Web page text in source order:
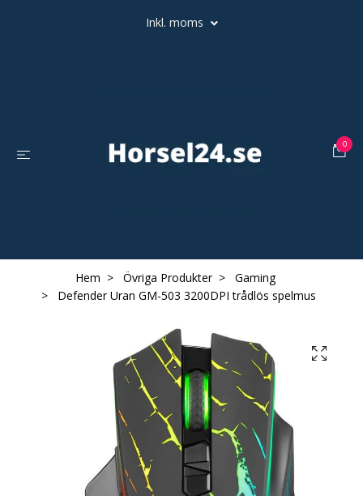
Inkl. moms
0
Hem Övriga Produkter
Gaming
Defender Uran GM-503 3200DPI trådlös spelmus